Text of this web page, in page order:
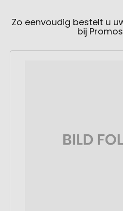
Zo eenvoudig bestelt u
bij